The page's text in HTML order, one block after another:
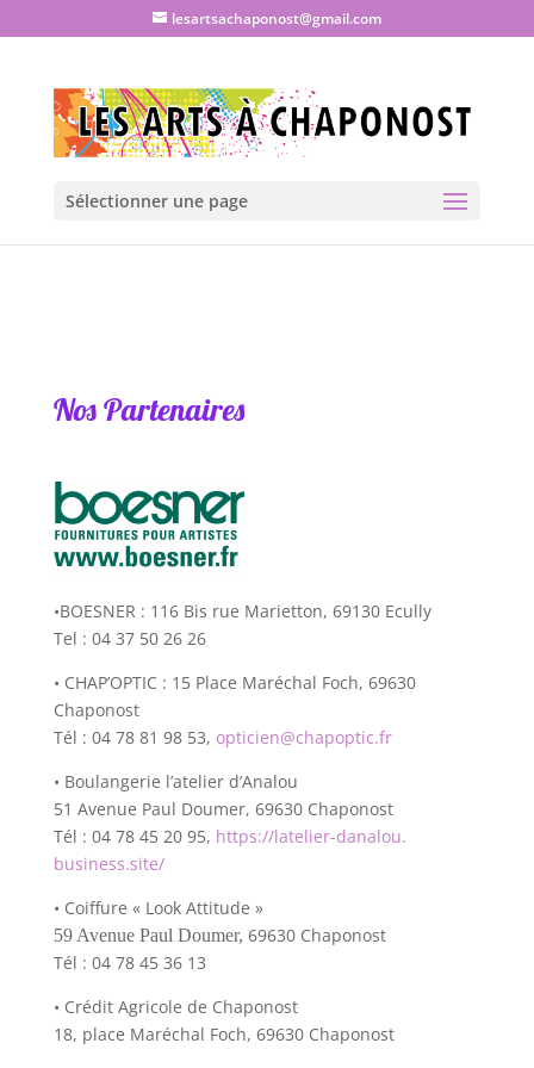
lesartsachaponost@gmail.com
Sélectionner une page
Nos Partenaires
•BOESNER : 116 Bis rue Marietton, 69130 Ecully
Tel : 04 37 50 26 26
• CHAP’OPTIC : 15 Place Maréchal Foch, 69630
Chaponost
Tél : 04 78 81 98 53, opticien@chapoptic.fr
• Boulangerie l’atelier d’Analou
51 Avenue Paul Doumer, 69630 Chaponost
Tél : 04 78 45 20 95, https://latelier-danalou.
business.site/
• Coiffure « Look Attitude »
59 Avenue Paul Doumer, 69630 Chaponost
Tél : 04 78 45 36 13
• Crédit Agricole de Chaponost
18, place Maréchal Foch, 69630 Chaponost